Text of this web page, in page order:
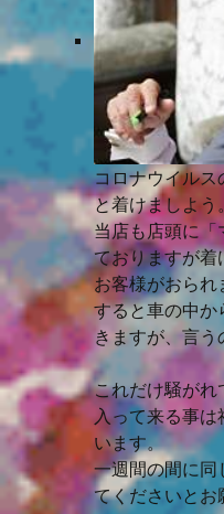
コロナウイルス
と着けましよう。
当店も店頭に「
ておりますが着
お客様がおられ
すると車の中か
きますが、言う
これだけ騒がれ
入って来る事
います。
一週間の間に同
てくださいとお